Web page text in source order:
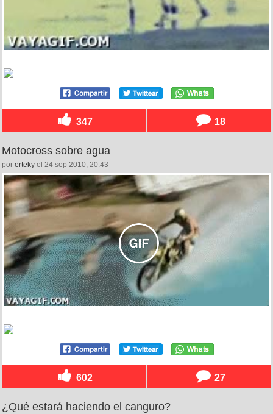
347 18
Motocross sobre agua
por erteky el 24 sep 2010, 20:43
602 27
¿Qué estará haciendo el canguro?